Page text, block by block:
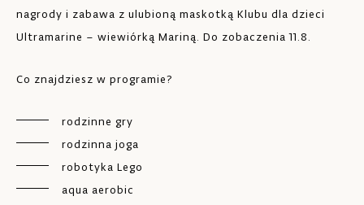
nagrody i zabawa z ulubioną maskotką Klubu dla dzieci
Ultramarine – wiewiórką Mariną. Do zobaczenia 11.8.
Co znajdziesz w programie?
rodzinne gry
rodzinna joga
robotyka Lego
aqua aerobic